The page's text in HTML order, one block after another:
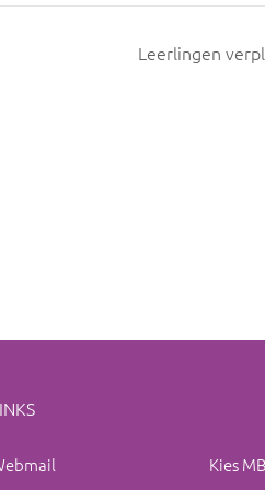
Leerlingen
Kies